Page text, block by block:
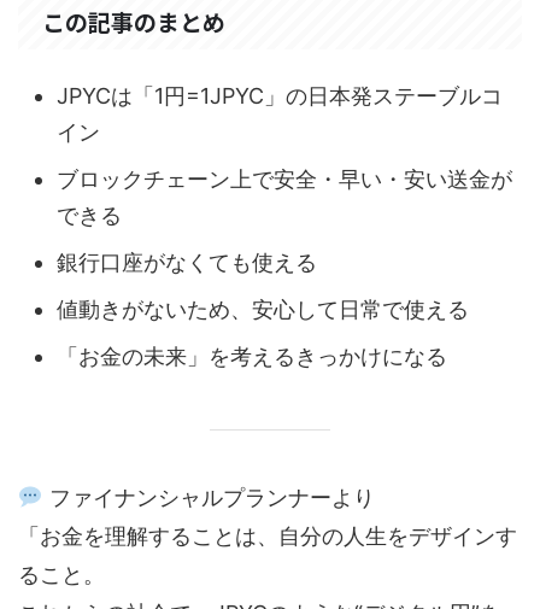
この記事のまとめ
JPYCは「1円=1JPYC」の日本発ステーブルコ
イン
ブロックチェーン上で安全・早い・安い送金が
できる
銀行口座がなくても使える
値動きがないため、安心して日常で使える
「お金の未来」を考えるきっかけになる
ファイナンシャルプランナーより
「お金を理解することは、自分の人生をデザインす
ること。